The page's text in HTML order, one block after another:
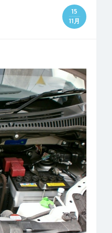
15
11月